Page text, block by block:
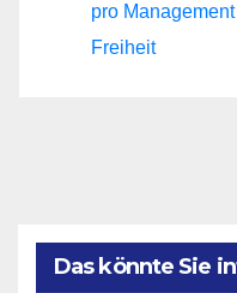
pro Management
Freiheit
Das könnte Sie